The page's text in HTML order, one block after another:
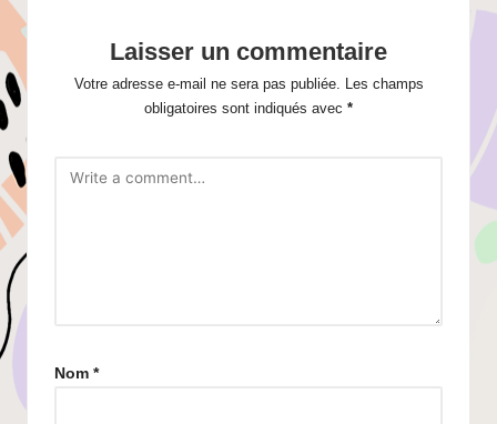
Laisser un commentaire
Votre adresse e-mail ne sera pas publiée.
Les champs
obligatoires sont indiqués avec *
Nom *